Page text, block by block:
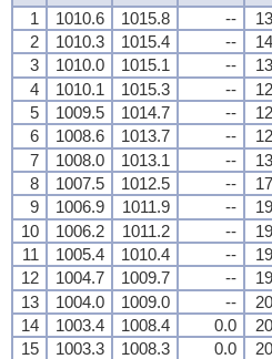
1
1010.6 1015.8 --
2
1010.3 1015.4 --
3
1010.0 1015.1 --
4
1010.1 1015.3 --
5
1009.5 1014.7 --
6
1008.6 1013.7 --
7
1008.0 1013.1 --
8
1007.5 1012.5 --
9
1006.9 1011.9 --
10
1006.2 1011.2 --
11
1005.4 1010.4 --
12
1004.7 1009.7 --
13
1004.0 1009.0 --
14
1003.4 1008.4 0.0
15
1003.3 1008.3 0.0